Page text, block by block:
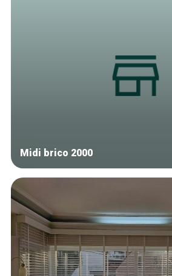
Midi brico 2000